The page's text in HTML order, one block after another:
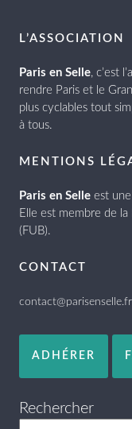
L’ASSOCIATION
Paris en Selle, c’est
rendre Paris et le
plus cyclables tout
à tous.
MENTIONS
Paris en Selle est
Elle est membre de
(FUB).
CONTACT
contact@parisenselle.fr
ADHÉRER
Rechercher